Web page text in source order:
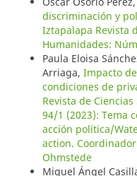
discriminación y
Iztapalapa Revista
Humanidades:
Paula Eloisa
Arriaga, Impacto
condiciones de
Revista de
94/1 (2023): Tema
acción política/
action.
Ohmstede
Miguel Ángel